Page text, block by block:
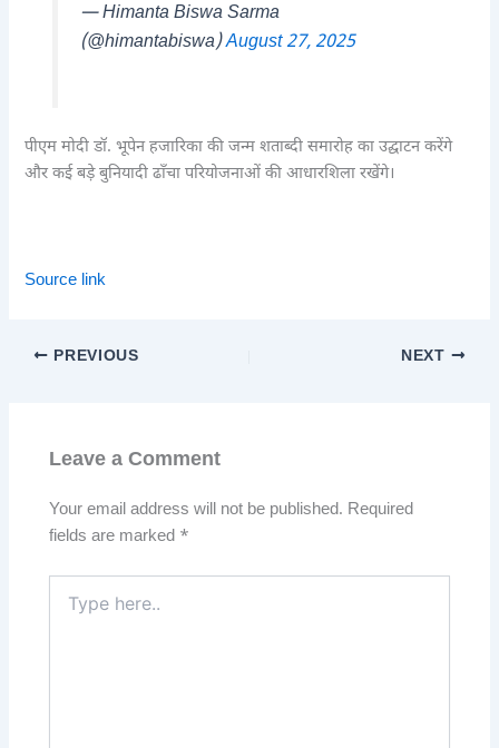
— Himanta Biswa Sarma
(@himantabiswa)August 27, 2025
पीएम मोदी डॉ. भूपेन हजारिका की जन्म शताब्दी समारोह का उद्घाटन करेंगे
और कई बड़े बुनियादी ढाँचा परियोजनाओं की आधारशिला रखेंगे।
Source link
PREVIOUS NEXT
Leave a Comment
Your email address will not be published. Required
fields are marked *
here..